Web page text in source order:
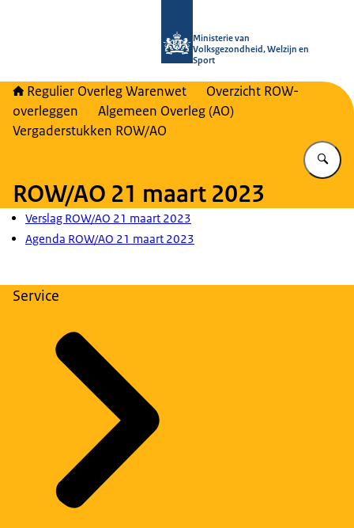
Ministerie van
Volksgezondheid, Welzijn en
Sport
Regulier Overleg Warenwet
Overzicht ROW-
overleggen
Algemeen Overleg (AO)
Vergaderstukken ROW/AO
ROW/AO 21 maart 2023
Verslag ROW/AO 21 maart 2023
Agenda ROW/AO 21 maart 2023
Service